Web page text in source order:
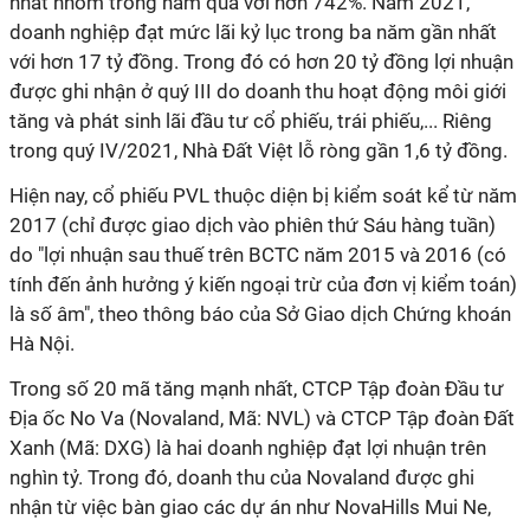
doanh nghiệp đạt mức lãi kỷ lục trong ba năm gần nhất
với hơn 17 tỷ đồng. Trong đó có hơn 20 tỷ đồng lợi nhuận
được ghi nhận ở quý III do doanh thu hoạt động môi giới
tăng và phát sinh lãi đầu tư cổ phiếu, trái phiếu,... Riêng
trong quý IV/2021, Nhà Đất Việt lỗ ròng gần 1,6 tỷ đồng.
Hiện nay, cổ phiếu PVL thuộc diện bị kiểm soát kể từ năm
2017 (chỉ được giao dịch vào phiên thứ Sáu hàng tuần)
do "lợi nhuận sau thuế trên BCTC năm 2015 và 2016 (có
tính đến ảnh hưởng ý kiến ngoại trừ của đơn vị kiểm toán)
là số âm", theo thông báo của Sở Giao dịch Chứng khoán
Hà Nội.
Trong số 20 mã tăng mạnh nhất, CTCP Tập đoàn Đầu tư
Địa ốc No Va (Novaland, Mã: NVL) và CTCP Tập đoàn Đất
Xanh (Mã: DXG) là hai doanh nghiệp đạt lợi nhuận trên
nghìn tỷ. Trong đó, doanh thu của Novaland được ghi
nhận từ việc bàn giao các dự án như NovaHills Mui Ne,